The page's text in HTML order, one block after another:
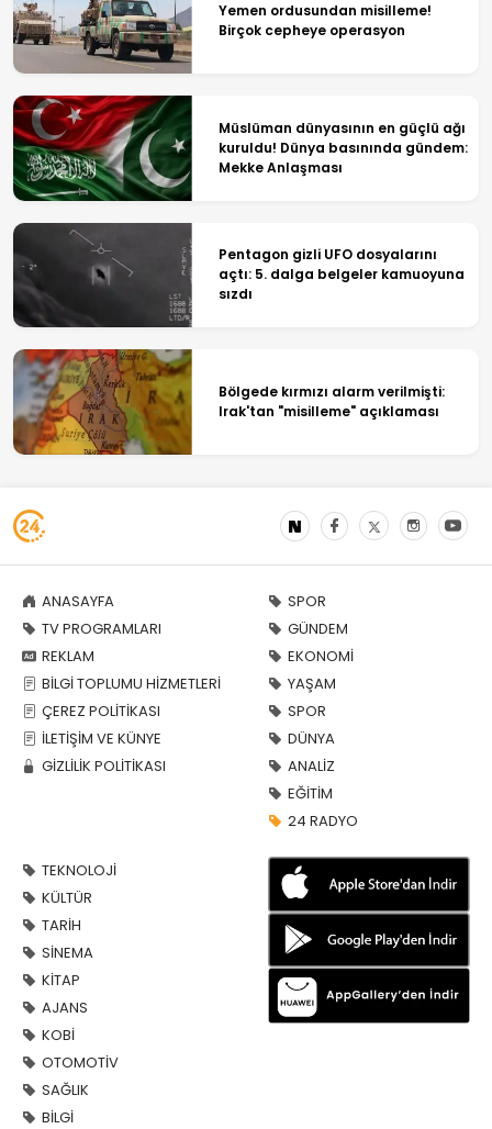
Yemen ordusundan misilleme!
Birçok cepheye operasyon
Müslüman dünyasının en güçlü ağı
kuruldu! Dünya basınında gündem:
Mekke Anlaşması
Pentagon gizli UFO dosyalarını
açtı: 5. dalga belgeler kamuoyuna
sızdı
Bölgede kırmızı alarm verilmişti:
Irak'tan "misilleme" açıklaması
ANASAYFA
TV PROGRAMLARI
REKLAM
BİLGİ TOPLUMU HİZMETLERİ
ÇEREZ POLİTİKASI
İLETİŞİM VE KÜNYE
GİZLİLİK POLİTİKASI
SPOR
GÜNDEM
EKONOMİ
YAŞAM
SPOR
DÜNYA
ANALİZ
EĞİTİM
24 RADYO
TEKNOLOJİ
KÜLTÜR
TARİH
SİNEMA
KİTAP
AJANS
KOBİ
OTOMOTİV
SAĞLIK
BİLGİ